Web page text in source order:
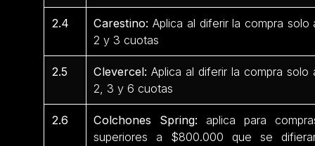
2.4 Carestino: Aplica al diferir la compra solo
2 y 3 cuotas
2.5 Clevercel:Aplica al diferir la compra solo
2, 3 y 6 cuotas
2.6 Colchones Spring: aplica para
superiores a $800.000 que se